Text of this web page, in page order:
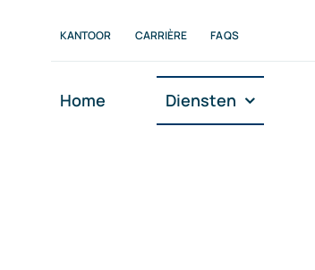
KANTOOR CARRIÈRE FAQS
Home Diensten